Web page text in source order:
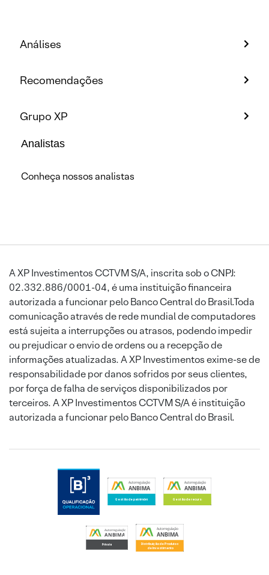
Análises
Recomendações
Grupo XP
Analistas
Conheça nossos analistas
A XP Investimentos CCTVM S/A, inscrita sob o CNPJ:
02.332.886/0001-04, é uma instituição financeira
autorizada a funcionar pelo Banco Central do Brasil.Toda
comunicação através de rede mundial de computadores
está sujeita a interrupções ou atrasos, podendo impedir
ou prejudicar o envio de ordens ou a recepção de
informações atualizadas. A XP Investimentos exime-se de
responsabilidade por danos sofridos por seus clientes,
por força de falha de serviços disponibilizados por
terceiros. A XP Investimentos CCTVM S/A é instituição
autorizada a funcionar pelo Banco Central do Brasil.